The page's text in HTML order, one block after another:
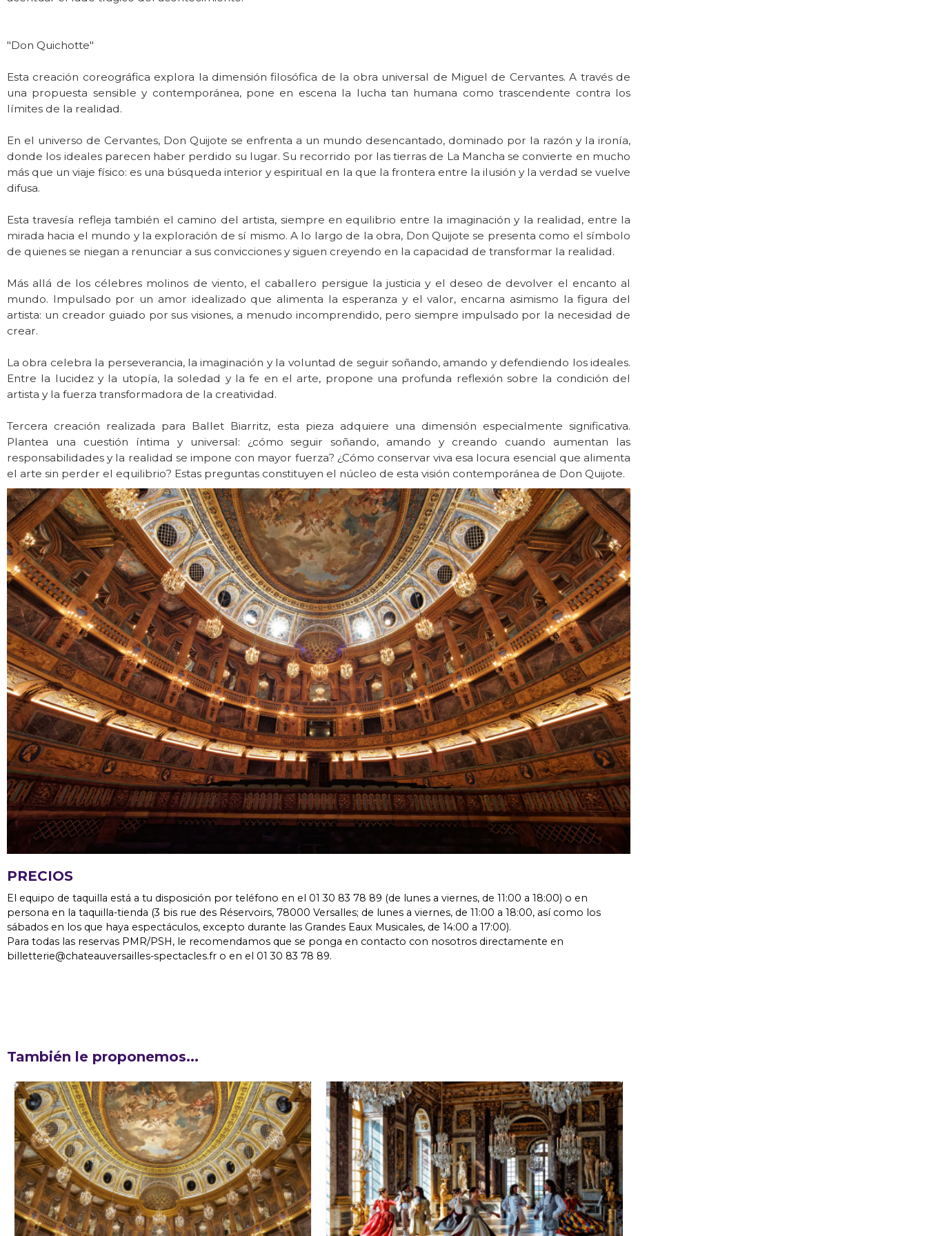
"Don Quichotte"
Esta creación coreográfica explora la dimensión filosófica de la obra universal de Miguel de Cervantes. A través de
una propuesta sensible y contemporánea, pone en escena la lucha tan humana como trascendente contra los
límites de la realidad.
En el universo de Cervantes, Don Quijote se enfrenta a un mundo desencantado, dominado por la razón y la ironía,
donde los ideales parecen haber perdido su lugar. Su recorrido por las tierras de La Mancha se convierte en mucho
más que un viaje físico: es una búsqueda interior y espiritual en la que la frontera entre la ilusión y la verdad se vuelve
difusa.
Esta travesía refleja también el camino del artista, siempre en equilibrio entre la imaginación y la realidad, entre la
mirada hacia el mundo y la exploración de sí mismo. A lo largo de la obra, Don Quijote se presenta como el símbolo
de quienes se niegan a renunciar a sus convicciones y siguen creyendo en la capacidad de transformar la realidad.
Más allá de los célebres molinos de viento, el caballero persigue la justicia y el deseo de devolver el encanto al
mundo. Impulsado por un amor idealizado que alimenta la esperanza y el valor, encarna asimismo la figura del
artista: un creador guiado por sus visiones, a menudo incomprendido, pero siempre impulsado por la necesidad de
crear.
La obra celebra la perseverancia, la imaginación y la voluntad de seguir soñando, amando y defendiendo los ideales.
Entre la lucidez y la utopía, la soledad y la fe en el arte, propone una profunda reflexión sobre la condición del
artista y la fuerza transformadora de la creatividad.
Tercera creación realizada para Ballet Biarritz, esta pieza adquiere una dimensión especialmente significativa.
Plantea una cuestión íntima y universal: ¿cómo seguir soñando, amando y creando cuando aumentan las
responsabilidades y la realidad se impone con mayor fuerza? ¿Cómo conservar viva esa locura esencial que alimenta
el arte sin perder el equilibrio? Estas preguntas constituyen el núcleo de esta visión contemporánea de Don Quijote.
PRECIOS
El equipo de taquilla está a tu disposición por teléfono en el 01 30 83 78 89 (de lunes a viernes, de 11:00 a 18:00) o en
persona en la taquilla-tienda (3 bis rue des Réservoirs, 78000 Versalles; de lunes a viernes, de 11:00 a 18:00, así como los
sábados en los que haya espectáculos, excepto durante las Grandes Eaux Musicales, de 14:00 a 17:00).
Para todas las reservas PMR/PSH, le recomendamos que se ponga en contacto con nosotros directamente en
billetterie@chateauversailles-spectacles.fr o en el 01 30 83 78 89.
También le proponemos...